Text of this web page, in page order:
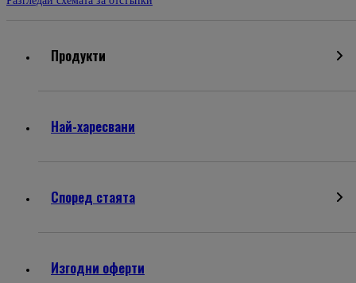
Продукти
Най-харесвани
Според стаята
Изгодни оферти